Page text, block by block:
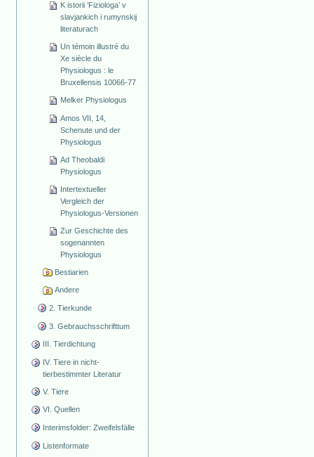
K istorii ‘Fiziologa’ v
slavjankich i rumynskij
literaturach
Un témoin illustré du
Xe siècle du
Physiologus : le
Bruxellensis 10066-77
Melker Physiologus
Amos VII, 14,
Schenute und der
Physiologus
Ad Theobaldi
Physiologus
Intertextueller
Vergleich der
Physiologus-Versionen
Zur Geschichte des
sogenannten
Physiologus
Bestiarien
Andere
2. Tierkunde
3. Gebrauchsschrifttum
III. Tierdichtung
IV. Tiere in nicht-
tierbestimmter Literatur
V. Tiere
VI. Quellen
Interimsfolder: Zweifelsfälle
Listenformate